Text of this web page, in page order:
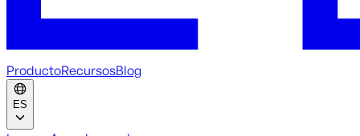
ProductoRecursosBlog
ES